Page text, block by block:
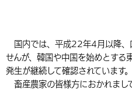
やさし
ふりが
よみ
くらしの情報
届出・登録・証明
事業者の方へ
国内では、平成22年4月以降、
せんが、韓国や中国を始めとする
発生が継続して確認されています。
畜産農家の皆様方におかれまし